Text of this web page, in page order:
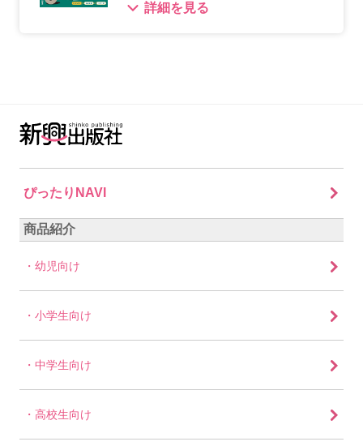
詳細を見る
ぴったりNAVI
商品紹介
幼児向け
小学生向け
中学生向け
高校生向け